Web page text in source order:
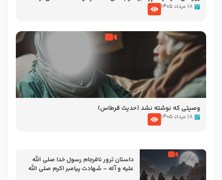
نوانمایش حرامیان در احرام – 1389
۱۸ مرداد ۱۴۰۵
وصیتی که نوشته نشد (حدیث قرطاس)
۱۸ مرداد ۱۴۰۵
‌‌‌‌‌‌‌داستان ترور نافرجام رسول خدا صلی الله
علیه و آله – شهادت پیامبر اکرم صلی الله